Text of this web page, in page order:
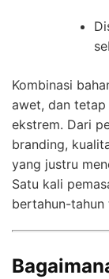
Kombinasi
awet, dan
ekstrem. Dari
branding,
yang justru
Satu kali
bertahun-tahun